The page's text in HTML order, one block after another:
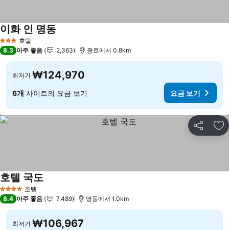
3 성급 호텔
이화 인 명동
8.3 아주 좋음 2,363 종로에서 0.8km
최저가 ₩124,970
6개 사이트의 요금 보기 요금 보기
공유 즐
4 성급 호텔
호텔 국도요금 보기
8.4 아주 좋음 7,489 명동에서 1.0km
최저가 ₩106,967